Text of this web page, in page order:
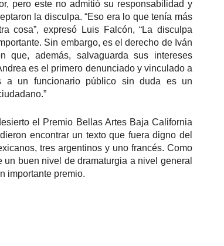
pero este no admitió su responsabilidad y
la disculpa. “Eso era lo que tenía más
cosa”, expresó Luis Falcón, “La disculpa
Sin embargo, es el derecho de Iván
que, además, salvaguarda sus intereses
es el primero denunciado y vinculado a
a un funcionario público sin duda es un
el Premio Bellas Artes Baja California
encontrar un texto que fuera digno del
tres argentinos y uno francés. Como
buen nivel de dramaturgia a nivel general
importante premio.
¡Invita a tus
𝘮𝘶𝘤𝘩𝘰𝘴, 𝘱𝘦𝘳𝘰 𝘥𝘦
LA CRUDA
durante años el
Ésta vez, le
destinados a